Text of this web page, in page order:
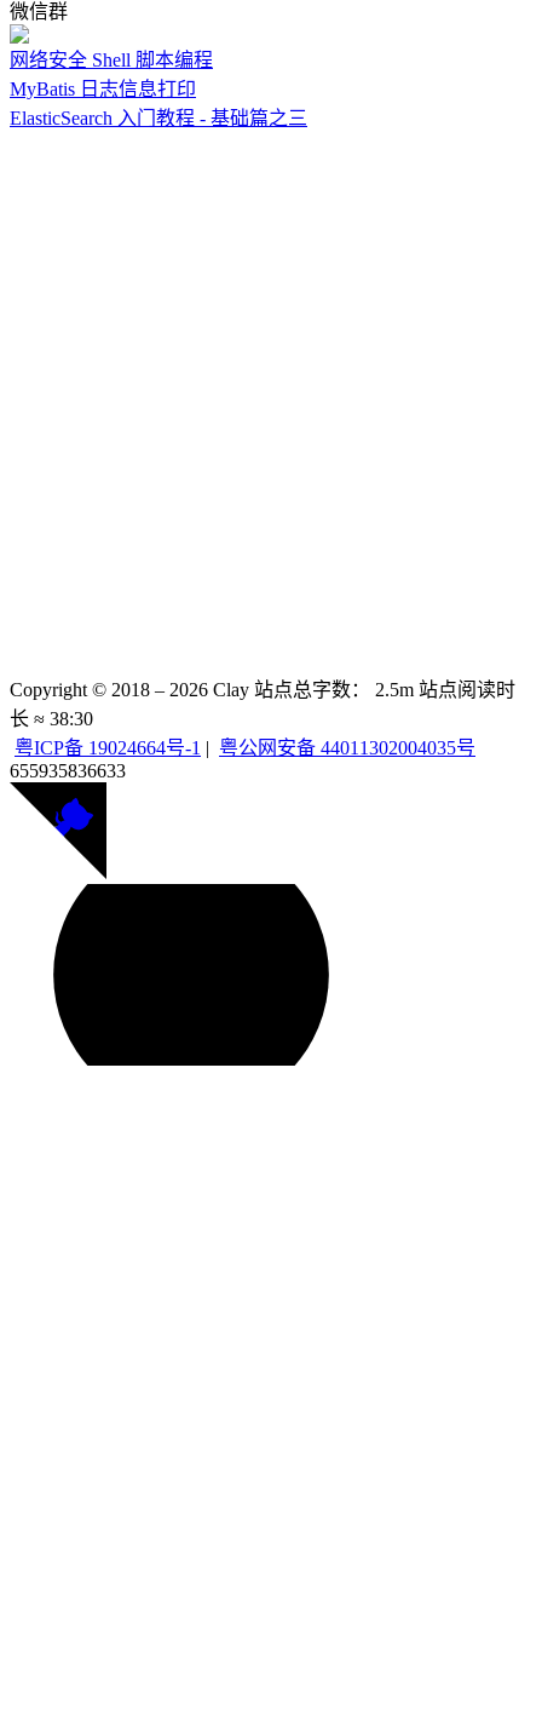
微信群
网络安全 Shell 脚本编程
MyBatis 日志信息打印
ElasticSearch 入门教程 - 基础篇之三
Copyright © 2018 – 2026 Clay 站点总字数： 2.5m 站点阅读时
长 ≈ 38:30
粤ICP备 19024664号-1 | 粤公网安备 44011302004035号
655935836633